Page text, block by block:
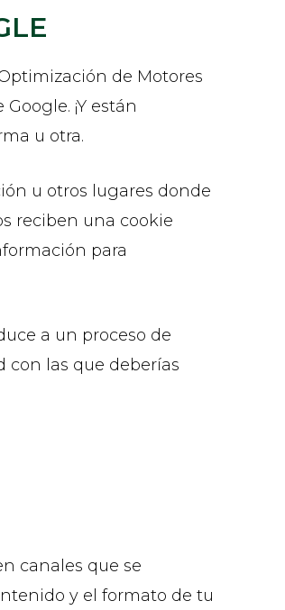
de Motores
¡Y están
u otra.
u otros lugares donde
reciben una cookie
para
a un proceso de
con las que deberías
canales que se
y el formato de tu